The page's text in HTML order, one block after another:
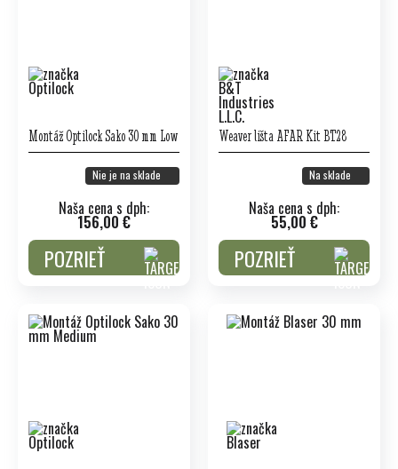
Montáž Optilock Sako 30 mm Low
Nie je na sklade
Naša cena s dph:
156,00 €
POZRIEŤ
Weaver lišta AFAR Kit BT28
Na sklade
Naša cena s dph:
55,00 €
POZRIEŤ